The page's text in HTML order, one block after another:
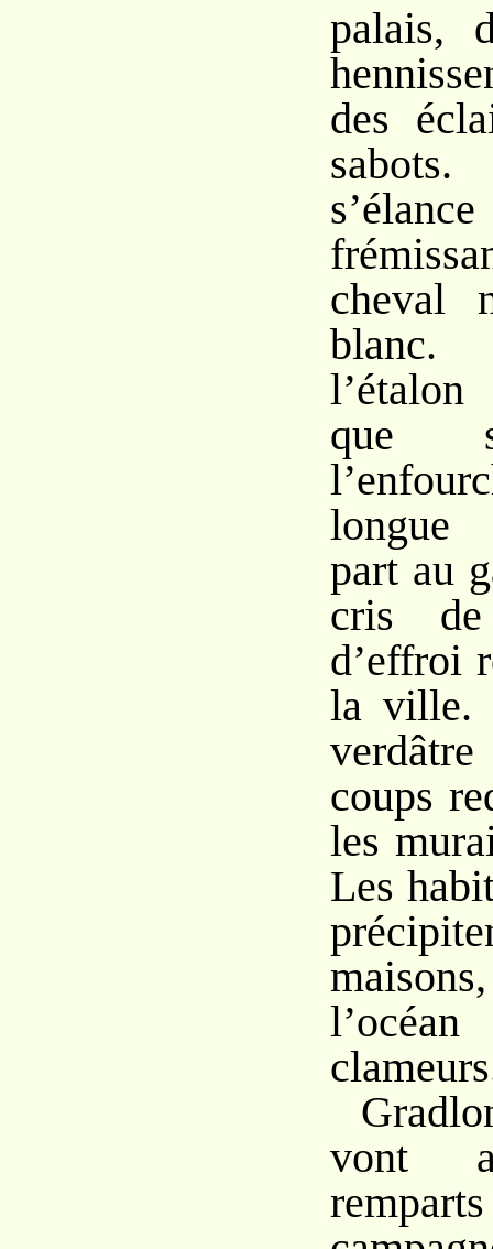
palais,
des
sabots.
cheval
que
longue
part au
cris
d’effroi
la ville.
coups
les
Les
vont